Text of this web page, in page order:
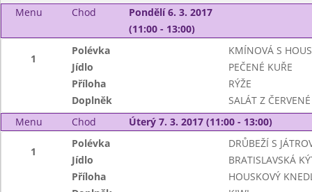
Menu Chod
Pondělí 6. 3. 2017
(11:00 - 13:00)
1
Polévka
KMÍNOVÁ S
Jídlo
PEČENÉ KUŘE
Příloha
RÝŽE
Doplněk
SALÁT Z
Menu
Chod Úterý 7. 3. 2017 (11:00 - 13:00)
1
Polévka
DRŮBEŽÍ S
Jídlo
BRATISLAVSKÁ
Příloha
HOUSKOVÝ